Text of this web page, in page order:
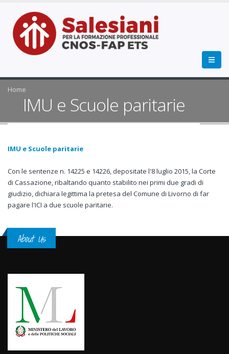
Home
IMU e Scuole paritarie
IMU e Scuole paritarie
Con le sentenze n. 14225 e 14226, depositate l'8 luglio 2015, la Corte
di Cassazione, ribaltando quanto stabilito nei primi due gradi di
giudizio, dichiara legittima la pretesa del Comune di Livorno di far
pagare l'ICI a due scuole paritarie.
About Us